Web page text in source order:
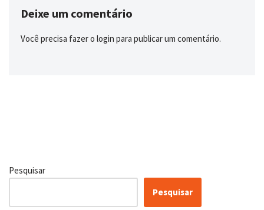
Deixe um comentário
Você precisa fazer o login para publicar um comentário.
Pesquisar
Pesquisar